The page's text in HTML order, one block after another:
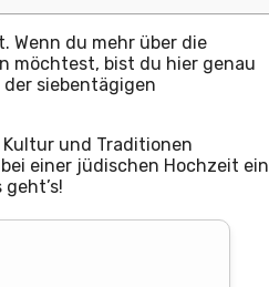
Wenn du mehr über die
möchtest, bist du hier genau
der siebentägigen
und Traditionen
einer jüdischen Hochzeit ein